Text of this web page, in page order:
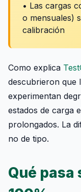
• Las cargas
o mensuales)
calibración
Como explica
descubrieron que
experimentan
estados de carga
prolongados. La
no de tipo.
Qué pasa